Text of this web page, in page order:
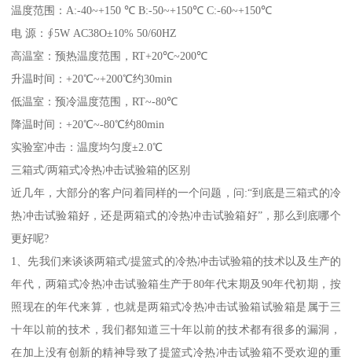
温度范围：A:-40~+150 ℃ B:-50~+150℃ C:-60~+150℃
电 源：∮5W AC38O±10% 50/60HZ
高温室：预热温度范围，RT+20℃~200℃
升温时间：+20℃~+200℃约30min
低温室：预冷温度范围，RT~-80℃
降温时间：+20℃~-80℃约80min
实验室冲击：温度均匀度±2.0℃
三箱式/两箱式冷热冲击试验箱的区别
近几年，大部分的客户问着同样的一个问题，问:“到底是三箱式的冷
热冲击试验箱好，还是两箱式的冷热冲击试验箱好”，那么到底哪个
更好呢?
1、先我们来谈谈两箱式/提篮式的冷热冲击试验箱的技术以及生产的
年代，两箱式冷热冲击试验箱生产于80年代末期及90年代初期，按
照现在的年代来算，也就是两箱式冷热冲击试验箱试验箱是属于三
十年以前的技术，我们都知道三十年以前的技术都有很多的漏洞，
在加上没有创新的精神导致了提篮式冷热冲击试验箱不受欢迎的重